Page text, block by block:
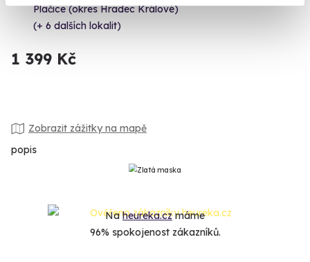
Plačice (okres Hradec Králové)
(+ 6 dalších lokalit)
1 399 Kč
Zobrazit zážitky na mapě
popis
Naheureka.czmáme
96% spokojenost zákazníků.